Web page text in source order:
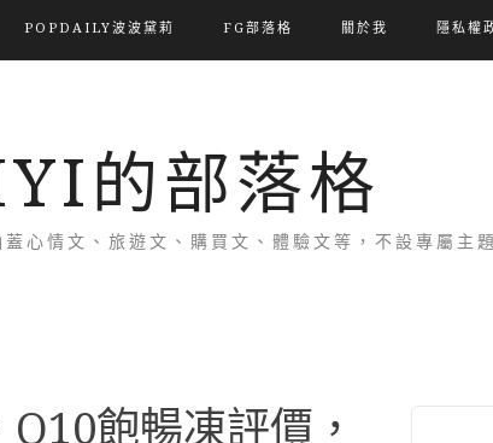
POPDAILY波波黛莉 FG部落格 關於我 隱私權
的部落格
情文、旅遊文、購買文、體驗文等，不設專屬主
飽暢凍評價，